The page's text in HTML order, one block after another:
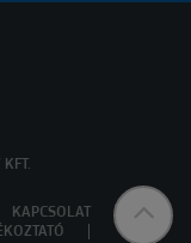
KAPCSOLAT